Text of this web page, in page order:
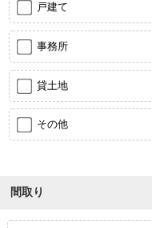
戸建て
事務所
貸土地
その他
間取り